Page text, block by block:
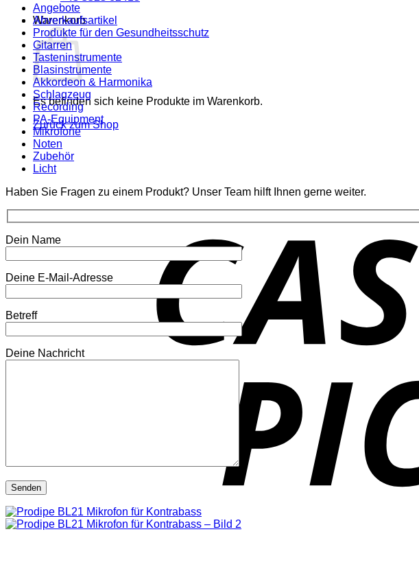
Warenkorb
Es befinden sich keine Produkte im Warenkorb.
Zurück zum Shop
Angebote
Abverkaufsartikel
Produkte für den Gesundheitsschutz
Gitarren
Tasteninstrumente
Blasinstrumente
Akkordeon & Harmonika
Schlagzeug
Recording
PA-Equipment
Mikrofone
Noten
Zubehör
Licht
Haben Sie Fragen zu einem Produkt? Unser Team hilft Ihnen gerne weiter.
Dein Name
Deine E-Mail-Adresse
Betreff
Deine Nachricht